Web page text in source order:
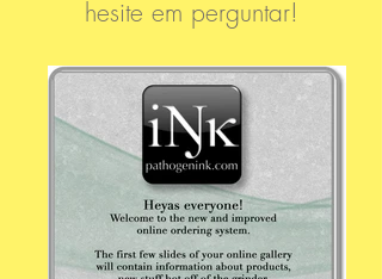
hesite em perguntar!